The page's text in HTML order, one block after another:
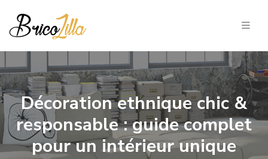
Décoration ethnique chic &
responsable : guide complet
pour un intérieur unique